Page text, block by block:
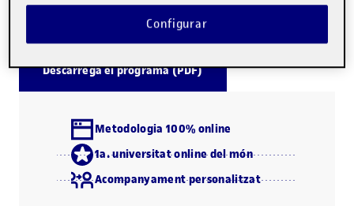
Descarrega el programa (PDF)
Metodologia 100% online
1a. universitat online del món
Acompanyament personalitzat
Configurar